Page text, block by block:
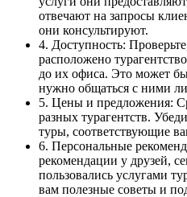
отвечают на запросы
они консультируют.
4. Доступность:
расположено
до их офиса. Это может
нужно общаться с ними
5. Цены и предложения:
разных турагентств.
туры, соответствующие
6. Персональные
рекомендации у друзей,
пользовались услугами
вам полезные советы и